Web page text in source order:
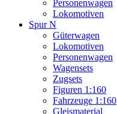
Personenwagen
Lokomotiven
Spur N
Güterwagen
Lokomotiven
Personenwagen
Wagensets
Zugsets
Figuren 1:160
Fahrzeuge 1:160
Gleismaterial